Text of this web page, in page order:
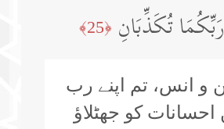
تُكَذِّبَانِ ﴿25﴾
و انس، تم اپنے رب
کو جھٹلاؤ